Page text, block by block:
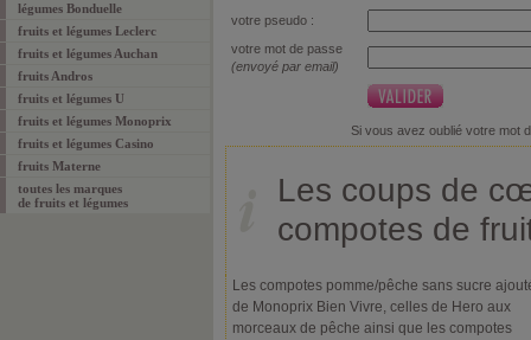
légumes Bonduelle
fruits et légumes Leclerc
fruits et légumes Auchan
fruits Andros
fruits et légumes U
fruits et légumes Monoprix
fruits et légumes Casino
fruits Materne
toutes les marques
de fruits et légumes
votre pseudo :
votre mot de passe
(envoyé par email)
Si vous avez oublié votre mot
Les coups de
compotes de
Les compotes pomme/pêche sans sucre
de Monoprix Bien Vivre, celles de Hero aux
morceaux de pêche ainsi que les compotes